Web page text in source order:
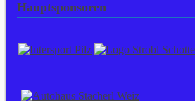
Hauptsponsoren